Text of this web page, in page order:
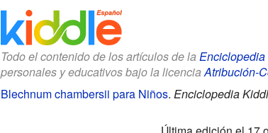
Todo el contenido de los artículos de la
personales y educativos bajo la licencia Atribución-
Blechnum chambersii para Niños. Enciclopedia